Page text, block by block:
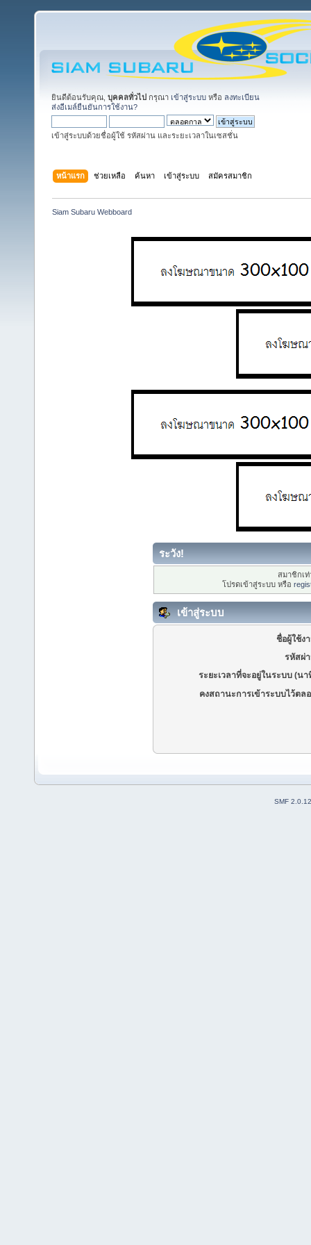
ยินดีต้อนรับคุณ, บุคคลทั่วไป กรุณา เข้าสู่ระบบ หรือ ลงทะเบียน
ส่งอีเมล์ยืนยันการใช้งาน?
เข้าสู่ระบบด้วยชื่อผู้ใช้ รหัสผ่าน และระยะเวลาในเซสชั่น
หน้าแรก ช่วยเหลือ ค้นหา เข้าสู่ระบบ สมัครสมาชิก
Siam Subaru Webboard
ระวัง!
สมาชิกเ
โปรดเข้าสู่ระบบ หรือ
เข้าสู่ระบบ
ชื่อผู้ใช้ง
รหัสผ่
ระยะเวลาที่จะอยู่ในระบบ (นา
คงสถานะการเข้าระบบไว้ตล
SMF 2.0.12